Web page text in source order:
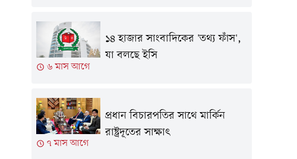
৬ মাস আগে
১৪ হাজার সাংবাদিকের 'তথ্য ফাঁস',
যা বলছে ইসি
৭ মাস আগে
প্রধান বিচারপতির সাথে মার্কিন
রাষ্ট্রদূতের সাক্ষাৎ